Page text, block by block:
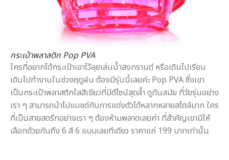
กระเป๋าพลาสติก Pop PVA
ใครที่อยากได้กระเป๋าเอาไว้ลุยเล่นน้ำสงกรานต์ หรือเดินไปเรียน
เดินไปทำงานในช่วงฤดูฝน ต้องมีรุ่นนี้เลยค่ะ Pop PVA ซึ่งเขา
เป็นกระเป๋าพลาสติกใสสีเขียวที่มีดีไซน์สุดล้ำ ดูทันสมัย ที่วัยรุ่นอย่าง
เรา ๆ สามารถนำไปแมชต์กับการแต่งตัวได้หลากหลายสไตล์มาก ใคร
ที่เป็นสายสตรีทอย่างเรา ๆ ต้องห้ามพลาดเลยค่า ที่สำคัญเขามีให้
เลือกด้วยกันถึง 6 สี 6 แบบเลยทีเดียว ราคาแค่ 199 บาทเท่านั้น